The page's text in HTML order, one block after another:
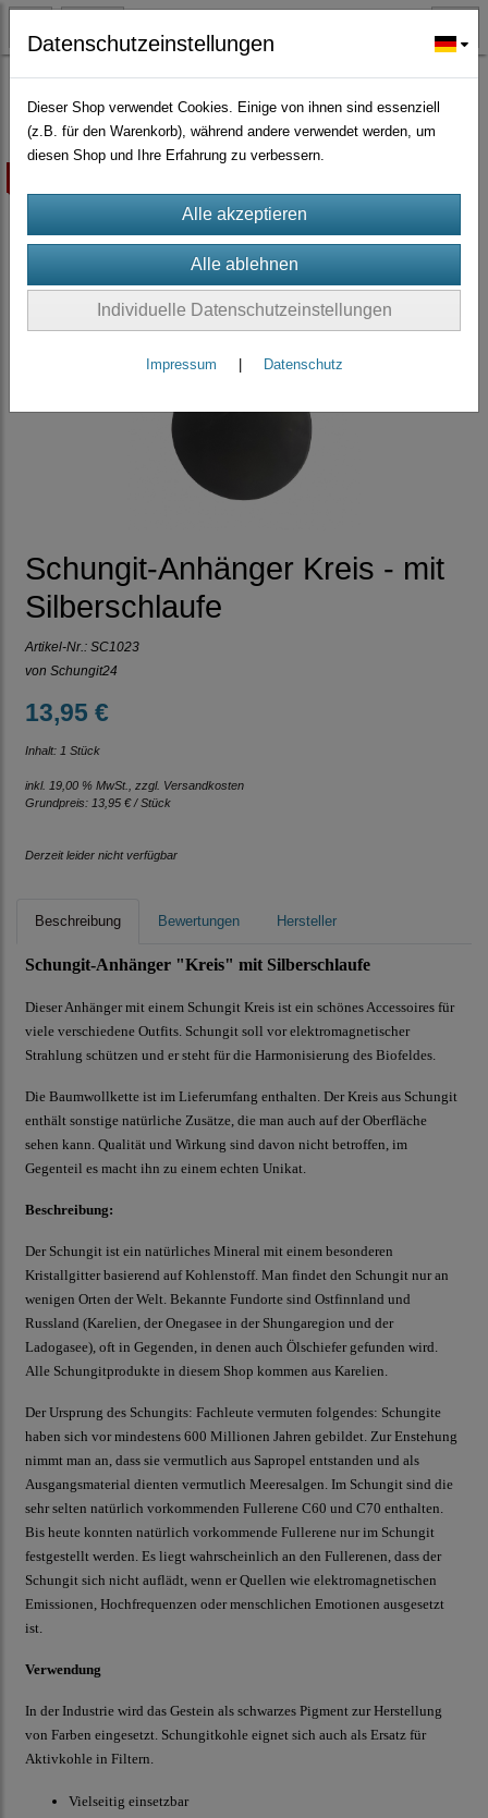
Neue Produkte(20)
Schungit-Anhänger Kreis - mit
Silberschlaufe
Artikel-Nr.: SC1023
von Schungit24
13,95 €
Inhalt: 1 Stück
inkl. 19,00 % MwSt., zzgl. Versandkosten
Grundpreis: 13,95 € / Stück
Derzeit leider nicht verfügbar
Beschreibung Bewertungen Hersteller
Schungit-Anhänger "Kreis" mit Silberschlaufe
Dieser Anhänger mit einem Schungit Kreis ist ein schönes Accessoires für
viele verschiedene Outfits. Schungit soll vor elektromagnetischer
Strahlung schützen und er steht für die Harmonisierung des Biofeldes.
Die Baumwollkette ist im Lieferumfang enthalten. Der Kreis aus Schungit
enthält sonstige natürliche Zusätze, die man auch auf der Oberfläche
sehen kann. Qualität und Wirkung sind davon nicht betroffen, im
Gegenteil es macht ihn zu einem echten Unikat.
Beschreibung:
Der Schungit ist ein natürliches Mineral mit einem besonderen
Kristallgitter basierend auf Kohlenstoff. Man findet den Schungit nur an
wenigen Orten der Welt. Bekannte Fundorte sind Ostfinnland und
Russland (Karelien, der Onegasee in der Shungaregion und der
Ladogasee), oft in Gegenden, in denen auch Ölschiefer gefunden wird.
Alle Schungitprodukte in diesem Shop kommen aus Karelien.
Der Ursprung des Schungits: Fachleute vermuten folgendes: Schungite
haben sich vor mindestens 600 Millionen Jahren gebildet. Zur Enstehung
nimmt man an, dass sie vermutlich aus Sapropel entstanden und als
Ausgangsmaterial dienten vermutlich Meeresalgen. Im Schungit sind die
sehr selten natürlich vorkommenden Fullerene C60 und C70 enthalten.
Bis heute konnten natürlich vorkommende Fullerene nur im Schungit
festgestellt werden. Es liegt wahrscheinlich an den Fullerenen, dass der
Schungit sich nicht auflädt, wenn er Quellen wie elektromagnetischen
Emissionen, Hochfrequenzen oder menschlichen Emotionen ausgesetzt
ist.
Verwendung
In der Industrie wird das Gestein als schwarzes Pigment zur Herstellung
von Farben eingesetzt. Schungitkohle eignet sich auch als Ersatz für
Aktivkohle in Filtern.
Vielseitig einsetzbar
Datenschutzeinstellungen
Dieser Shop verwendet Cookies. Einige von ihnen sind essenziell
(z.B. für den Warenkorb), während andere verwendet werden, um
diesen Shop und Ihre Erfahrung zu verbessern.
Individuelle Datenschutzeinstellungen
Impressum Datenschutz